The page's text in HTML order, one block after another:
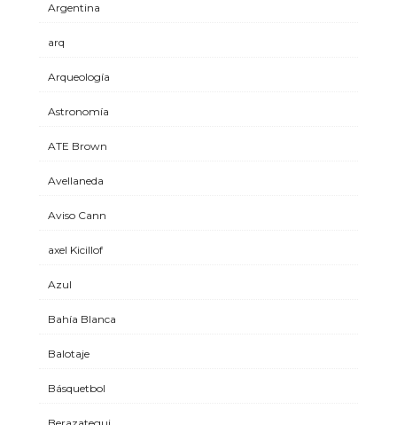
Argentina
arq
Arqueología
Astronomía
ATE Brown
Avellaneda
Aviso Cann
axel Kicillof
Azul
Bahía Blanca
Balotaje
Básquetbol